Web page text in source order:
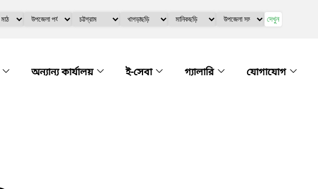
দেখুন
অন্যান্য কার্যালয় ই-সেবা গ্যালারি যোগাযোগ